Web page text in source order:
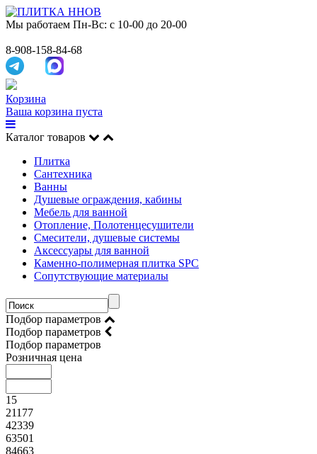
Мы работаем Пн-Вс: с 10-00 до 20-00
8-908-158-84-68
Корзина
Ваша корзина пуста
Каталог товаров
Плитка
Сантехника
Ванны
Душевые ограждения, кабины
Мебель для ванной
Отопление, Полотенцесушители
Смесители, душевые системы
Аксессуары для ванной
Каменно-полимерная плитка SPC
Сопутствующие материалы
Подбор параметров
Подбор параметров
Подбор параметров
Розничная цена
15
21177
42339
63501
84663